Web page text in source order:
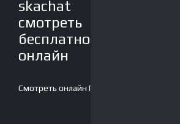
skachat
смотреть
бесплатно
онлайн
Смотреть онлайн Плеер-2